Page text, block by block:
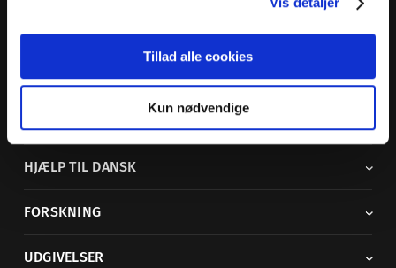
Tillad alle cookies
Kun nødvendige
adm@dsn.dk
HJÆLP TIL DANSK
FORSKNING
UDGIVELSER